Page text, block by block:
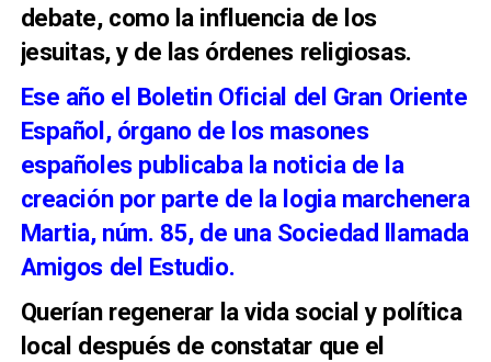
debate, como la influencia de los
jesuitas, y de las órdenes religiosas.
Ese año el Boletin Oficial del Gran Oriente
Español, órgano de los masones
españoles publicaba la noticia de la
creación por parte de la logia marchenera
Martia, núm. 85, de una Sociedad llamada
Amigos del Estudio.
Querían regenerar la vida social y política
local después de constatar que el